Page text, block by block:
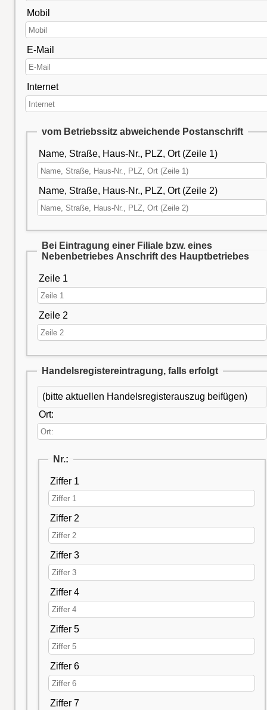
Mobil
E-Mail
Internet
vom Betriebssitz abweichende Postanschrift
Name, Straße, Haus-Nr., PLZ, Ort (Zeile 1)
Name, Straße, Haus-Nr., PLZ, Ort (Zeile 2)
Bei Eintragung einer Filiale bzw. eines
Nebenbetriebes Anschrift des Hauptbetriebes
Zeile 1
Zeile 2
Handelsregistereintragung, falls erfolgt
(bitte aktuellen Handelsregisterauszug beifügen)
Ort:
Nr.:
Ziffer 1
Ziffer 2
Ziffer 3
Ziffer 4
Ziffer 5
Ziffer 6
Ziffer 7